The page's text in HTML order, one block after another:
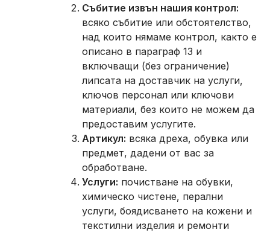
Събитие извън нашия контрол:
всяко събитие или обстоятелство,
над които нямаме контрол, както е
описано в параграф 13 и
включващи (без ограничение)
липсата на доставчик на услуги,
ключов персонал или ключови
материали, без които не можем да
предоставим услугите.
Артикул: всяка дреха, обувка или
предмет, дадени от вас за
обработване.
Услуги: почистване на обувки,
химическо чистене, перални
услуги, боядисването на кожени и
текстилни изделия и ремонти